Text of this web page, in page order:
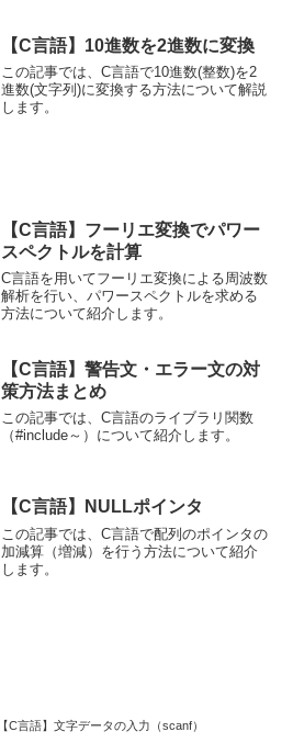
【C言語】10進数を2進数に変換
この記事では、C言語で10進数(整数)を2
進数(文字列)に変換する方法について解説
します。
【C言語】フーリエ変換でパワー
スペクトルを計算
C言語を用いてフーリエ変換による周波数
解析を行い、パワースペクトルを求める
方法について紹介します。
【C言語】警告文・エラー文の対
策方法まとめ
この記事では、C言語のライブラリ関数
（#include～）について紹介します。
【C言語】NULLポインタ
この記事では、C言語で配列のポインタの
加減算（増減）を行う方法について紹介
します。
【C言語】文字データの入力（scanf）